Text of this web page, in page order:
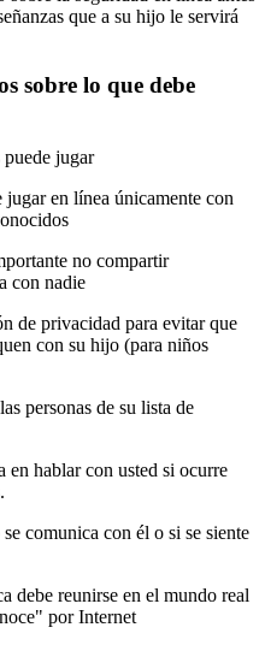
que a su hijo le servirá
sobre lo que debe
jugar
jugar en línea únicamente con
no compartir
con nadie
de privacidad para evitar que
con su hijo (para niños
personas de su lista de
hablar con usted si ocurre
comunica con él o si se siente
debe reunirse en el mundo real
por Internet